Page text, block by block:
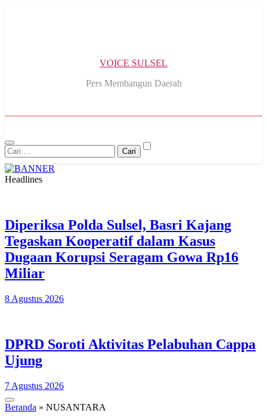
VOICE SULSEL
Pers Membangun Daerah
Cari
untuk:
Headlines
Diperiksa Polda Sulsel, Basri Kajang
Tegaskan Kooperatif dalam Kasus
Dugaan Korupsi Seragam Gowa Rp16
Miliar
8 Agustus 2026
DPRD Soroti Aktivitas Pelabuhan Cappa
Ujung
7 Agustus 2026
Beranda » NUSANTARA